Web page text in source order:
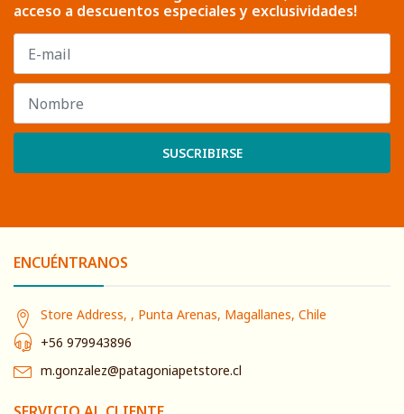
acceso a descuentos especiales y exclusividades!
SUSCRIBIRSE
ENCUÉNTRANOS
Store Address, , Punta Arenas, Magallanes, Chile
+56 979943896
m.gonzalez@patagoniapetstore.cl